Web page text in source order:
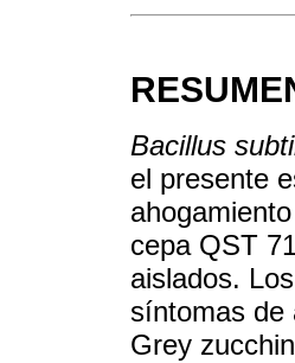
Bacillus
el presente
cepa QST
aislados.
síntomas de
Grey